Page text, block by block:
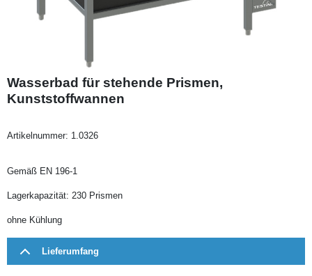
Wasserbad für stehende Prismen,
Kunststoffwannen
Artikelnummer: 1.0326
Gemäß EN 196-1
Lagerkapazität: 230 Prismen
ohne Kühlung
Lieferumfang